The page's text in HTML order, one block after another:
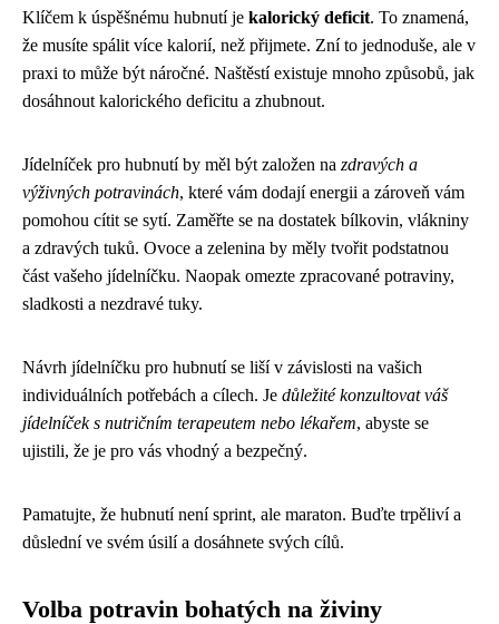
Klíčem k úspěšnému hubnutí je kalorický deficit. To znamená,
že musíte spálit více kalorií, než přijmete. Zní to jednoduše, ale v
praxi to může být náročné. Naštěstí existuje mnoho způsobů, jak
dosáhnout kalorického deficitu a zhubnout.
Jídelníček pro hubnutí by měl být založen na zdravých a
výživných potravinách, které vám dodají energii a zároveň vám
pomohou cítit se sytí. Zaměřte se na dostatek bílkovin, vlákniny
a zdravých tuků. Ovoce a zelenina by měly tvořit podstatnou
část vašeho jídelníčku. Naopak omezte zpracované potraviny,
sladkosti a nezdravé tuky.
Návrh jídelníčku pro hubnutí se liší v závislosti na vašich
individuálních potřebách a cílech. Je důležité konzultovat váš
jídelníček s nutričním terapeutem nebo lékařem, abyste se
ujistili, že je pro vás vhodný a bezpečný.
Pamatujte, že hubnutí není sprint, ale maraton. Buďte trpěliví a
důslední ve svém úsilí a dosáhnete svých cílů.
Volba potravin bohatých na živiny